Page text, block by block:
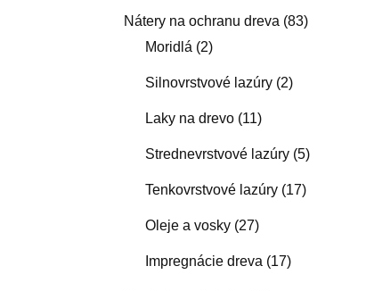
Nátery na ochranu dreva (83)
Moridlá (2)
Silnovrstvové lazúry (2)
Laky na drevo (11)
Strednevrstvové lazúry (5)
Tenkovrstvové lazúry (17)
Oleje a vosky (27)
Impregnácie dreva (17)